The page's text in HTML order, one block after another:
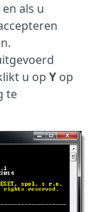
als u
u op Y op
te